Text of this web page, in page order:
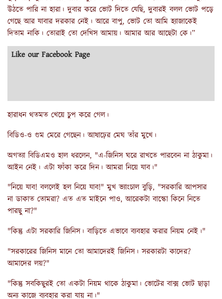
উঠতে পারি না হারা। দুবার করে ভোট দিতে যেছি, দুবারই বলল ভোট পড়ে
গেছে আর যাবার দরকার নেই। আরে বাপু, ভোট তো আমি হ্যাজাকেই
দিতাম নাকি। তোরাই তো দেখিস আমায়। আমার আর আছেটা কে।”
Like our Facebook Page
হারাধন থতমত খেয়ে চুপ করে গেল।
বিডিও-ও গুম মেরে গেছেন। আষাঢ়ের মেঘ তাঁর মুখে।
অগত্যা বিডিএমও হাল ধরলেন, "এ-জিনিস ঘরে রাখতে পারবেন না ঠাকুমা।
আইন নেই। এটা ফাঁকা করে দিন। আমরা নিয়ে যাব।"
"নিয়ে যাব! বললেই হল নিয়ে যাব!" মুখ ভ্যাংচাল বুড়ি, "সরকারি আপসার
না ডাকাত তোমরা? এত এত মাইনে পাও, আরেকটা বাস্কো কিনে নিতে
পারছু না?"
"কিন্তু এটা সরকারি জিনিস। বাড়িতে এভাবে ব্যবহার করার নিয়ম নেই।"
"সরকারের জিনিস মানে তো আমাদেরই জিনিস। সরকারটা কাদের?
আমাদের লয়?"
"কিন্তু সবকিছুরই তো একটা নিয়ম থাকে ঠাকুমা। ভোটের বাক্স ভোট ছাড়া
অন্য কাজে ব্যবহার করা যায় না।"